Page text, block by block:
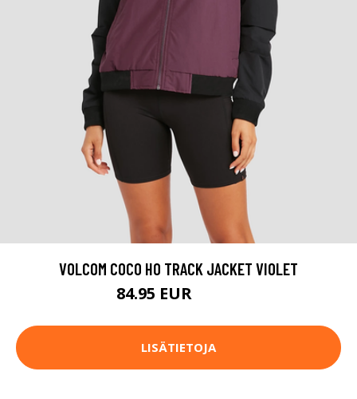
VOLCOM COCO HO TRACK JACKET VIOLET
84.95 EUR
LISÄTIETOJA